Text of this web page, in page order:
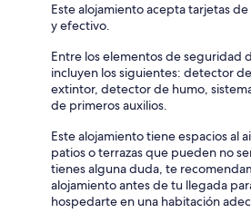
Este alojamiento acepta tarjetas
y efectivo.
Entre los elementos de seguridad
incluyen los siguientes: detector
extintor, detector de humo,
de primeros auxilios.
Este alojamiento tiene espacios al
patios o terrazas que pueden no
tienes alguna duda, te
alojamiento antes de tu llegada
hospedarte en una habitación